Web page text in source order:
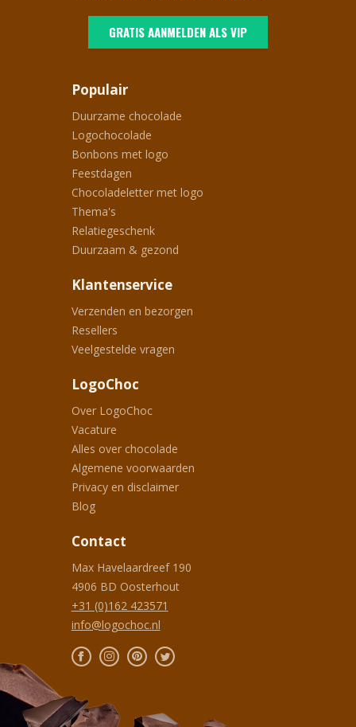
GRATIS AANMELDEN ALS VIP
Populair
Duurzame chocolade
Logochocolade
Bonbons met logo
Feestdagen
Chocoladeletter met logo
Thema's
Relatiegeschenk
Duurzaam & gezond
Klantenservice
Verzenden en bezorgen
Resellers
Veelgestelde vragen
LogoChoc
Over LogoChoc
Vacature
Alles over chocolade
Algemene voorwaarden
Privacy en disclaimer
Blog
Contact
Max Havelaardreef 190
4906 BD Oosterhout
+31 (0)162 423571
info@logochoc.nl